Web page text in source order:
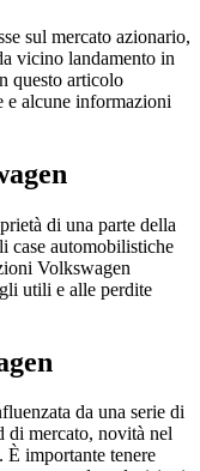
sul mercato azionario,
vicino landamento in
questo articolo
e alcune informazioni
di una parte della
case automobilistiche
Volkswagen
utili e alle perdite
da una serie di
di mercato, novità nel
È importante tenere